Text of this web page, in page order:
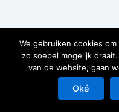
Copyright ©
We gebruiken cookies
zo soepel mogelijk
van de website, gaan
Oké